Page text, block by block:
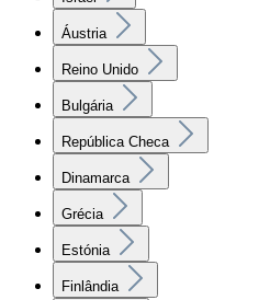
Áustria
Reino Unido
Bulgária
República Checa
Dinamarca
Grécia
Estónia
Finlândia